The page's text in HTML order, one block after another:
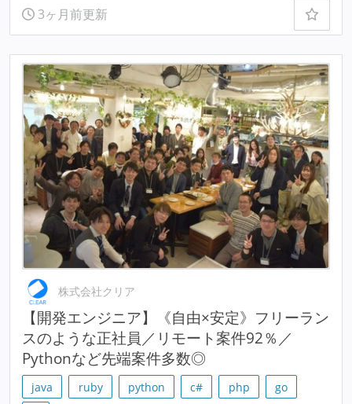
3ヶ月前更新
株式会社クリア
【開発エンジニア】《自由×安定》フリーラン
スのような正社員／リモート案件92％／
Pythonなど先端案件多数◎
java ruby python c# php
go